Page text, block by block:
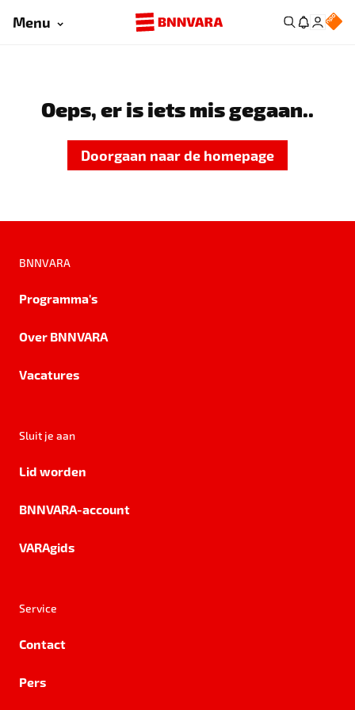
Menu
Oeps, er is iets mis gegaan..
Doorgaan naar de homepage
BNNVARA
Programma's
Over BNNVARA
Vacatures
Sluit je aan
Lid worden
BNNVARA-account
VARAgids
Service
Contact
Pers